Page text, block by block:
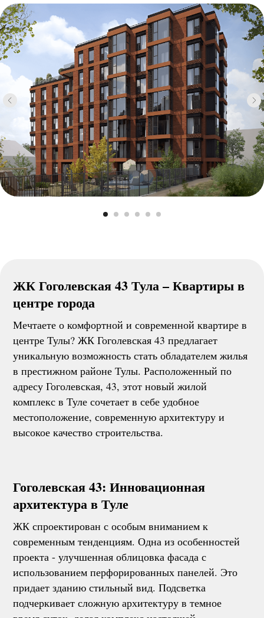
ЖК Гоголевская 43 Тула – Квартиры в
центре города
Мечтаете о комфортной и современной квартире в
центре Тулы? ЖК Гоголевская 43 предлагает
уникальную возможность стать обладателем жилья
в престижном районе Тулы. Расположенный по
адресу Гоголевская, 43, этот новый жилой
комплекс в Туле сочетает в себе удобное
местоположение, современную архитектуру и
высокое качество строительства.
Гоголевская 43: Инновационная
архитектура в Туле
ЖК спроектирован с особым вниманием к
современным тенденциям. Одна из особенностей
проекта - улучшенная облицовка фасада с
использованием перфорированных панелей. Это
придает зданию стильный вид. Подсветка
подчеркивает сложную архитектуру в темное